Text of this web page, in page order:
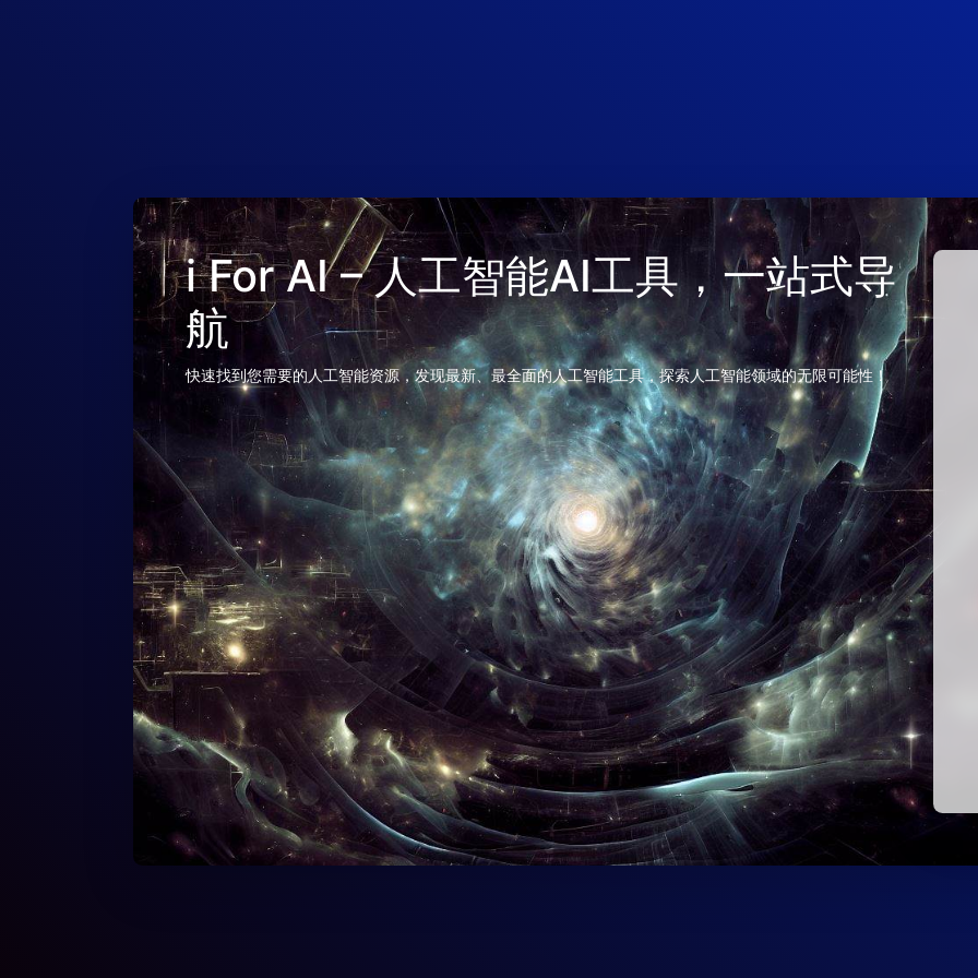
i For AI – 人工智能AI工具，一站式导
航
快速找到您需要的人工智能资源，发现最新、最全面的人工智能工具，探索人工智能领域的无限可能性！